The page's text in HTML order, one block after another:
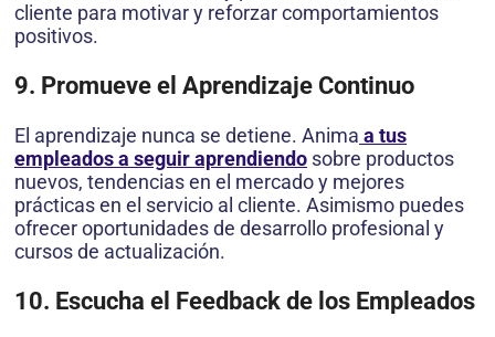
cliente para motivar y reforzar comportamientos
positivos.
9. Promueve el Aprendizaje Continuo
El aprendizaje nunca se detiene. Anima a tus
empleados a seguir aprendiendo sobre productos
nuevos, tendencias en el mercado y mejores
prácticas en el servicio al cliente. Asimismo puedes
ofrecer oportunidades de desarrollo profesional y
cursos de actualización.
10. Escucha el Feedback de los Empleados